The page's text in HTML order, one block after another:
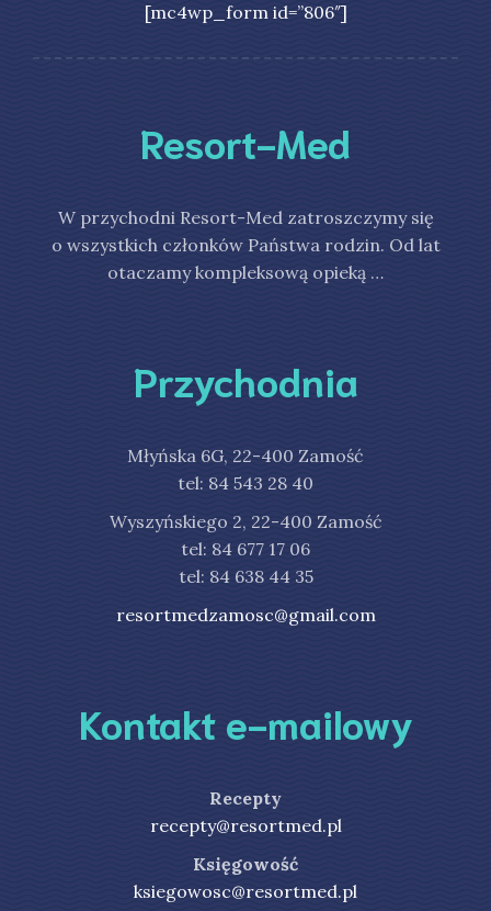
[mc4wp_form id=”806″]
Resort-Med
W przychodni Resort-Med zatroszczymy się
o wszystkich członków Państwa rodzin. Od lat
otaczamy kompleksową opieką …
Przychodnia
Młyńska 6G, 22-400 Zamość
tel: 84 543 28 40
Wyszyńskiego 2, 22-400 Zamość
tel: 84 677 17 06
tel: 84 638 44 35
resortmedzamosc@gmail.com
Kontakt e-mailowy
Recepty
recepty@resortmed.pl
Księgowość
ksiegowosc@resortmed.pl